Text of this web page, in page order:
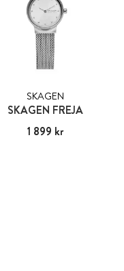
SKAGEN
SKAGEN FREJA
Pris :1 899 kr
1 899 kr